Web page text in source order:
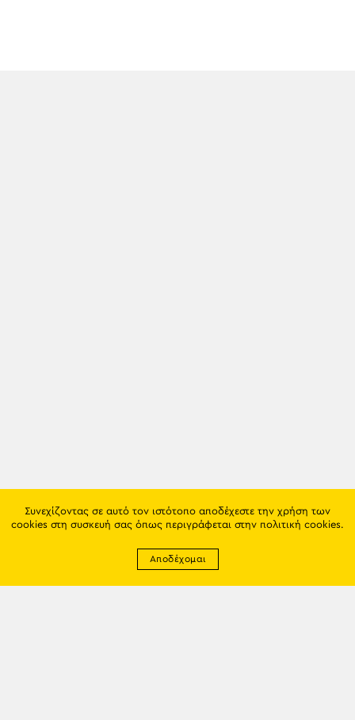
Συνεχίζοντας σε αυτό τον ιστότοπο αποδέχεστε την χρήση των
cookies στη συσκευή σας όπως περιγράφεται στην πολιτική cookies.
Αποδέχομαι